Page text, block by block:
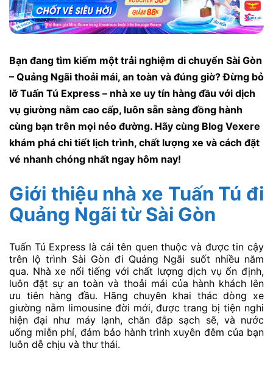
Bạn đang tìm kiếm một trải nghiệm di chuyển Sài Gòn
– Quảng Ngãi thoải mái, an toàn và đúng giờ? Đừng bỏ
lỡ Tuấn Tú Express – nhà xe uy tín hàng đầu với dịch
vụ giường nằm cao cấp, luôn sẵn sàng đồng hành
cùng bạn trên mọi nẻo đường. Hãy cùng Blog Vexere
khám phá chi tiết lịch trình, chất lượng xe và cách đặt
vé nhanh chóng nhất ngay hôm nay!
Giới thiệu nhà xe Tuấn Tú đi
Quảng Ngãi từ Sài Gòn
Tuấn Tú Express là cái tên quen thuộc và được tin cậy
trên lộ trình Sài Gòn đi Quảng Ngãi suốt nhiều năm
qua. Nhà xe nổi tiếng với chất lượng dịch vụ ổn định,
luôn đặt sự an toàn và thoải mái của hành khách lên
ưu tiên hàng đầu. Hãng chuyên khai thác dòng xe
giường nằm limousine đời mới, được trang bị tiện nghi
hiện đại như máy lạnh, chăn đắp sạch sẽ, và nước
uống miễn phí, đảm bảo hành trình xuyên đêm của bạn
luôn dễ chịu và thư thái.